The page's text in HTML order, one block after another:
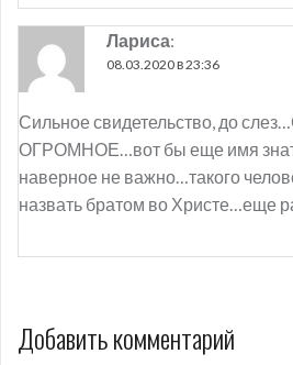
Лариса:
08.03.2020 в 23:36
Сильное свидетельство, до
ОГРОМНОЕ…вот бы еще имя
наверное не важно…такого
назвать братом во Христе…еще
Добавить комментарий